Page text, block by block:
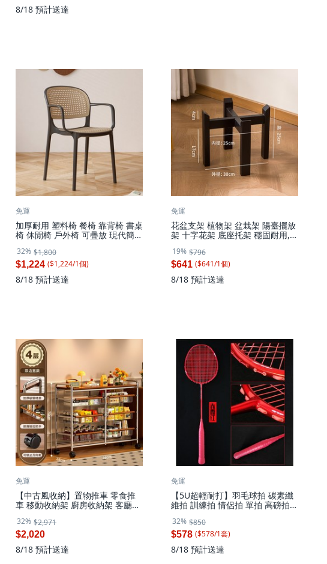
8/18 預計送達
免運
加厚耐用 塑料椅 餐椅 靠背椅 書桌
椅 休閒椅 戶外椅 可疊放 現代簡
32% $1,800
$1,224 ($1,224/1個)
8/18 預計送達
免運
花盆支架 植物架 盆栽架 陽臺擺放
架 十字花架 底座托架 穩固耐用, 1
19% $796
$641 ($641/1個)
8/18 預計送達
免運
【中古風收納】置物推車 零食推
車 移動收納架 廚房收納架 客廳收
納 附輪子 免打孔 居家收納神器, 4
層, 雙邊款 萬向輪
32% $2,971
$2,020
8/18 預計送達
免運
【5U超輕耐打】羽毛球拍 碳素纖
維拍 訓練拍 情侶拍 單拍 高磅拍
業餘進階適用, 1個, 紅色 23磅
32% $850
$578 ($578/1套)
8/18 預計送達